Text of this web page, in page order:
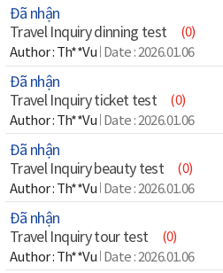
Đã nhận
Travel Inquiry dinning test
(0)
Th**Vu
2026.01.06
Đã nhận
Travel Inquiry ticket test
(0)
Th**Vu
2026.01.06
Đã nhận
Travel Inquiry beauty test
(0)
Th**Vu
2026.01.06
Đã nhận
Travel Inquiry tour test
(0)
Th**Vu
2026.01.06